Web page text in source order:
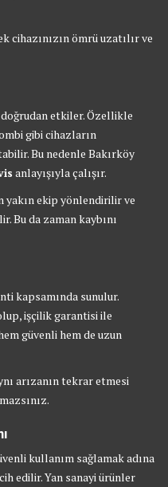
cihazınızın ömrü uzatılır ve
doğrudan etkiler. Özellikle
gibi cihazların
Bu nedenle Bakırköy
anlayışıyla çalışır.
yakın ekip yönlendirilir ve
Bu da zaman kaybını
kapsamında sunulur.
işçilik garantisi ile
güvenli hem de uzun
arızanın tekrar etmesi
kullanım sağlamak adına
edilir. Yan sanayi ürünler